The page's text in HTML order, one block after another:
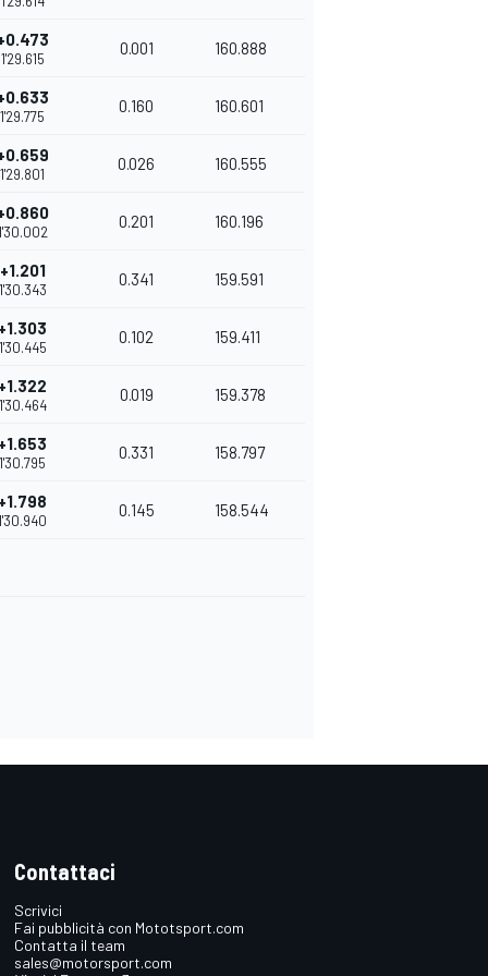
1'29.615
0.001 160.888
1'29.775
0.160 160.601
1'29.801
0.026 160.555
0.201 160.196
+1.201 0.341 159.591
0.102 159.411
0.019 159.378
1'30.795
0.331 158.797
0.145 158.544
Contattaci
Scrivici
Fai pubblicità con Mototsport.com
Contatta il team
sales@motorsport.com